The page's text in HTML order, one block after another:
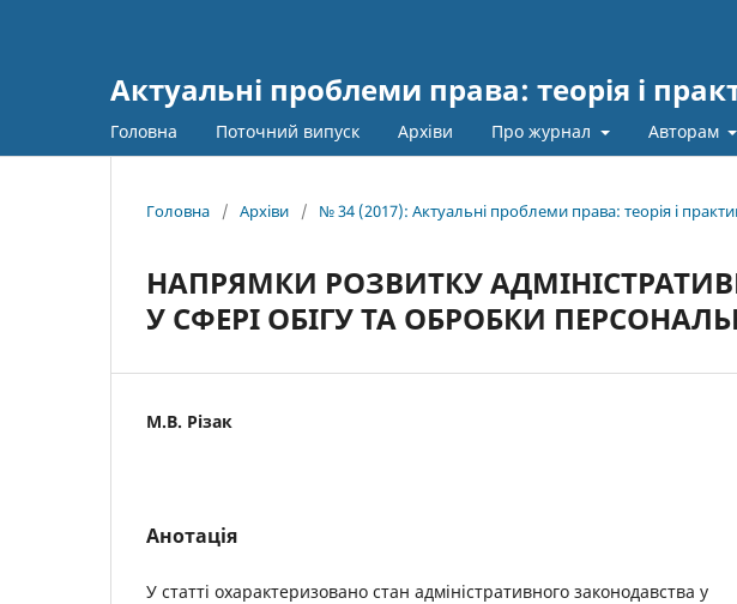
Актуальні проблеми права: теорія і
Головна Поточний випуск Архіви Про журнал Авторам
Головна / Архіви / № 34 (2017): Актуальні проблеми права: теорія і
НАПРЯМКИ РОЗВИТКУ
У СФЕРІ ОБІГУ ТА ОБРОБКИ
М.В. Різак
Анотація
У статті охарактеризовано стан адміністративного законодавства у